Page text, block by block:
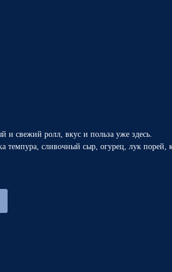
и свежий ролл, вкус и польза уже здесь.
темпура, сливочный сыр, огурец, лук порей,